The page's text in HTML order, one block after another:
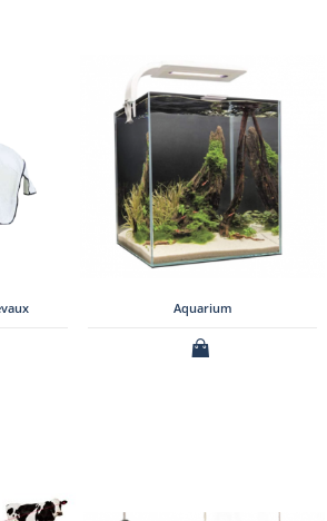
Aquarium